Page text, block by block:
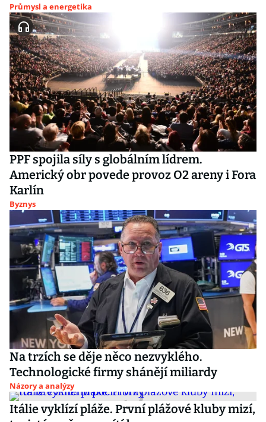
Průmysl a energetika
PPF spojila síly s globálním lídrem.
Americký obr povede provoz O2 areny i Fora
Karlín
Byznys
Na trzích se děje něco nezvyklého.
Technologické firmy shánějí miliardy
Názory a analýzy
Itálie vyklízí pláže. První plážové kluby mizí,